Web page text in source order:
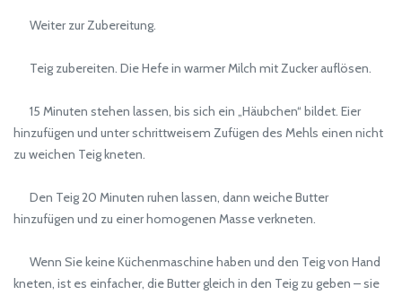
Weiter zur Zubereitung.
Teig zubereiten. Die Hefe in warmer Milch mit Zucker auflösen.
15 Minuten stehen lassen, bis sich ein „Häubchen“ bildet. Eier
hinzufügen und unter schrittweisem Zufügen des Mehls einen nicht
zu weichen Teig kneten.
Den Teig 20 Minuten ruhen lassen, dann weiche Butter
hinzufügen und zu einer homogenen Masse verkneten.
Wenn Sie keine Küchenmaschine haben und den Teig von Hand
kneten, ist es einfacher, die Butter gleich in den Teig zu geben – sie